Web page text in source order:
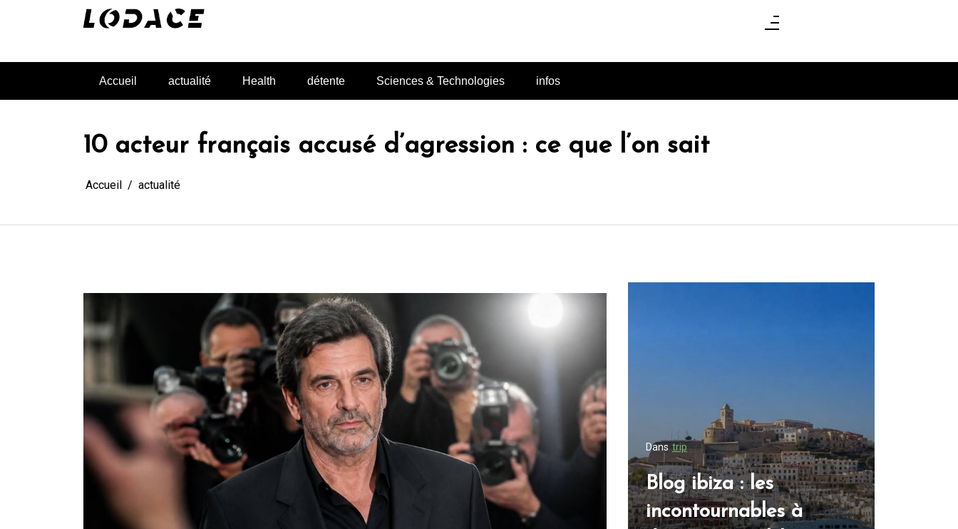
Accueil actualité Health détente Sciences & Technologies infos
10 acteur français accusé d’agression : ce que l’on sait
Accueil actualité
Dans trip
Blog ibiza : les
incontournables à
Dans trip
Blog New York : les
incontournables à
Dans trip
Blog ibiza : les
incontournables à